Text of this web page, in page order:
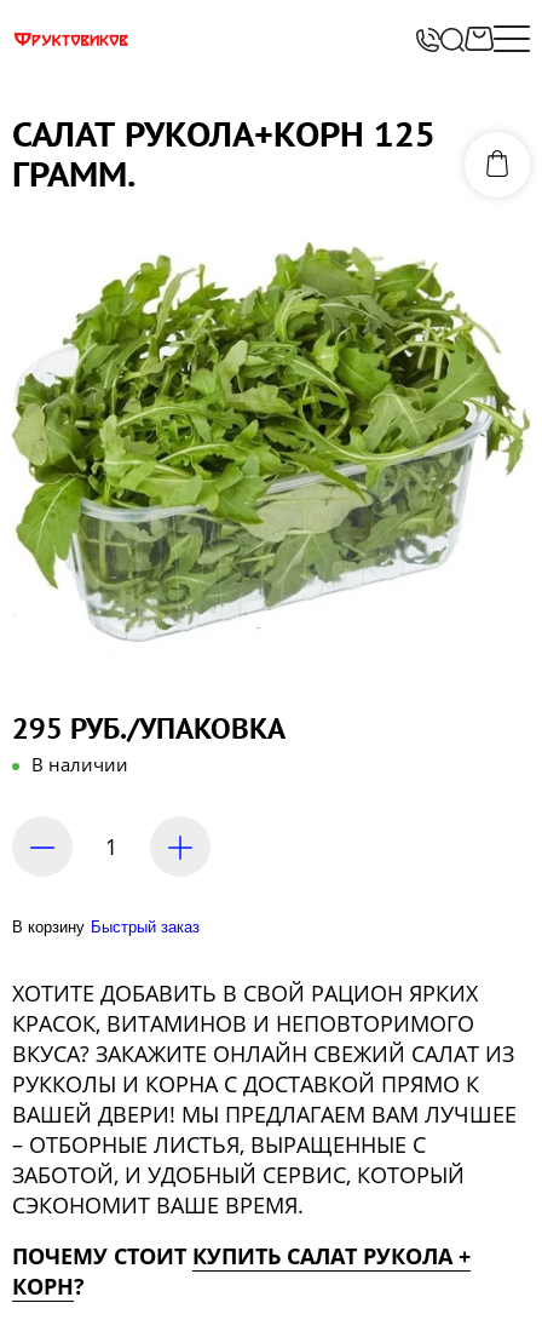
САЛАТ РУКОЛА+КОРН 125
ГРАММ.
295 РУБ./УПАКОВКА
В наличии
В корзину Быстрый заказ
ХОТИТЕ ДОБАВИТЬ В СВОЙ РАЦИОН ЯРКИХ
КРАСОК, ВИТАМИНОВ И НЕПОВТОРИМОГО
ВКУСА? ЗАКАЖИТЕ ОНЛАЙН СВЕЖИЙ САЛАТ ИЗ
РУККОЛЫ И КОРНА С ДОСТАВКОЙ ПРЯМО К
ВАШЕЙ ДВЕРИ! МЫ ПРЕДЛАГАЕМ ВАМ ЛУЧШЕЕ
– ОТБОРНЫЕ ЛИСТЬЯ, ВЫРАЩЕННЫЕ С
ЗАБОТОЙ, И УДОБНЫЙ СЕРВИС, КОТОРЫЙ
СЭКОНОМИТ ВАШЕ ВРЕМЯ.
ПОЧЕМУ СТОИТ КУПИТЬ САЛАТ РУКОЛА +
КОРН?